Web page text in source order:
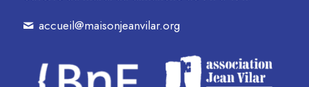
accueil@maisonjeanvilar.org